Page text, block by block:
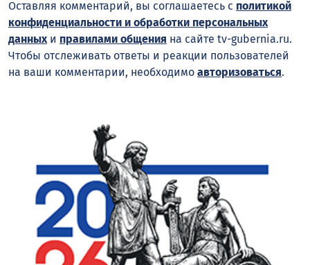
Оставляя комментарий, вы соглашаетесь с политикой
конфиденциальности и обработки персональных
данныхи правилами общения на сайте tv-gubernia.ru.
Чтобы отслеживать ответы и реакции пользователей
на ваши комментарии, необходимо авторизоваться.